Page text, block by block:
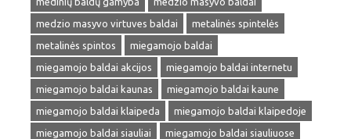
medzio masyvo virtuves baldai
metalinės spintelės
metalinės spintos
miegamojo baldai
miegamojo baldai akcijos
miegamojo baldai internetu
miegamojo baldai kaunas
miegamojo baldai kaune
miegamojo baldai klaipeda
miegamojo baldai klaipedoje
miegamojo baldai siauliai
miegamojo baldai siauliuose